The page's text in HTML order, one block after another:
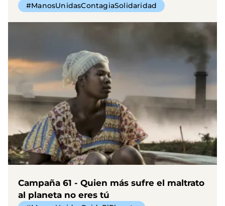
#ManosUnidasContagiaSolidaridad
Campaña 61 - Quien más sufre el maltrato
al planeta no eres tú